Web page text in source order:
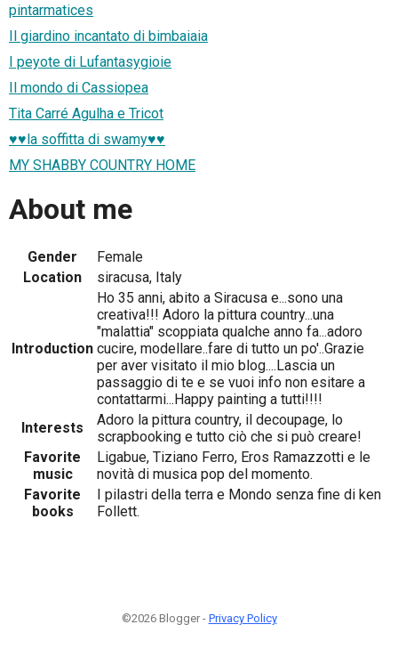
pintarmatices
Il giardino incantato di bimbaiaia
I peyote di Lufantasygioie
Il mondo di Cassiopea
Tita Carré Agulha e Tricot
♥♥la soffitta di swamy♥♥
MY SHABBY COUNTRY HOME
About me
Gender
Female
Location
siracusa, Italy
Introduction
Ho 35 anni, abito a Siracusa e...sono una
creativa!!! Adoro la pittura country...una
"malattia" scoppiata qualche anno fa...adoro
cucire, modellare..fare di tutto un po'..Grazie
per aver visitato il mio blog....Lascia un
passaggio di te e se vuoi info non esitare a
contattarmi...Happy painting a tutti!!!!
Interests
Adoro la pittura country, il decoupage, lo
scrapbooking e tutto ciò che si può creare!
Favorite
music
Ligabue, Tiziano Ferro, Eros Ramazzotti e le
novità di musica pop del momento.
Favorite
books
I pilastri della terra e Mondo senza fine di ken
Follett.
©2026 Blogger - Privacy Policy